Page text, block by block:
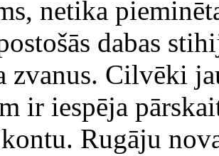
netika
dabas
zvanus. Cilvēki
ir iespēja
Rugāju